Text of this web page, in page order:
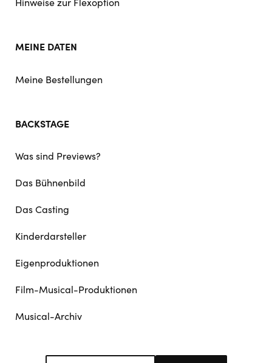
MEINE DATEN
Meine Bestellungen
BACKSTAGE
Was sind Previews?
Das Bühnenbild
Das Casting
Kinderdarsteller
Eigenproduktionen
Film-Musical-Produktionen
Musical-Archiv